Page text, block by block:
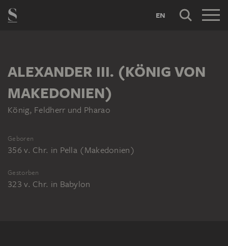
EN
ALEXANDER III. (KÖNIG VON
MAKEDONIEN)
König, Feldherr und Pharao
Geboren
356 v. Chr. in Pella (Makedonien)
Gestorben
323 v. Chr. in Babylon